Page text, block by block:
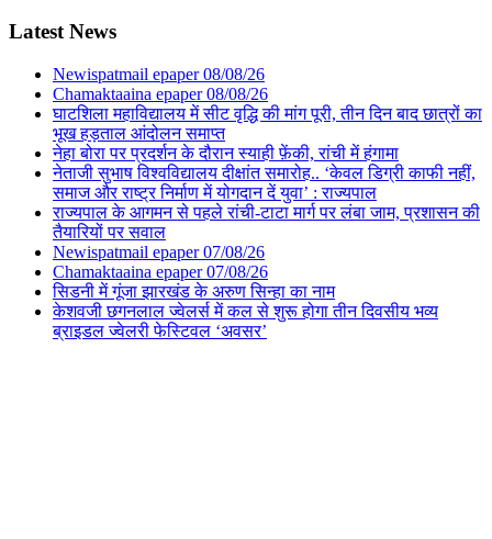
Latest News
Newispatmail epaper 08/08/26
Chamaktaaina epaper 08/08/26
घाटशिला महाविद्यालय में सीट वृद्धि की मांग पूरी, तीन दिन बाद छात्रों का
भूख हड़ताल आंदोलन समाप्त
नेहा बोरा पर प्रदर्शन के दौरान स्याही फ़ेंकी, रांची में हंगामा
नेताजी सुभाष विश्वविद्यालय दीक्षांत समारोह.. ‘केवल डिग्री काफी नहीं,
समाज और राष्ट्र निर्माण में योगदान दें युवा’ : राज्यपाल
राज्यपाल के आगमन से पहले रांची-टाटा मार्ग पर लंबा जाम, प्रशासन की
तैयारियों पर सवाल
Newispatmail epaper 07/08/26
Chamaktaaina epaper 07/08/26
सिडनी में गूंजा झारखंड के अरुण सिन्हा का नाम
केशवजी छगनलाल ज्वेलर्स में कल से शुरू होगा तीन दिवसीय भव्य
ब्राइडल ज्वेलरी फेस्टिवल ‘अवसर’